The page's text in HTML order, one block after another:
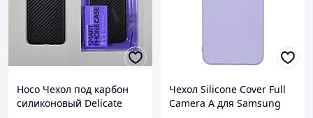
Hoco Чехол под карбон
силиконовый Delicate
Чехол Silicone Cover Full
Camera A для Samsung